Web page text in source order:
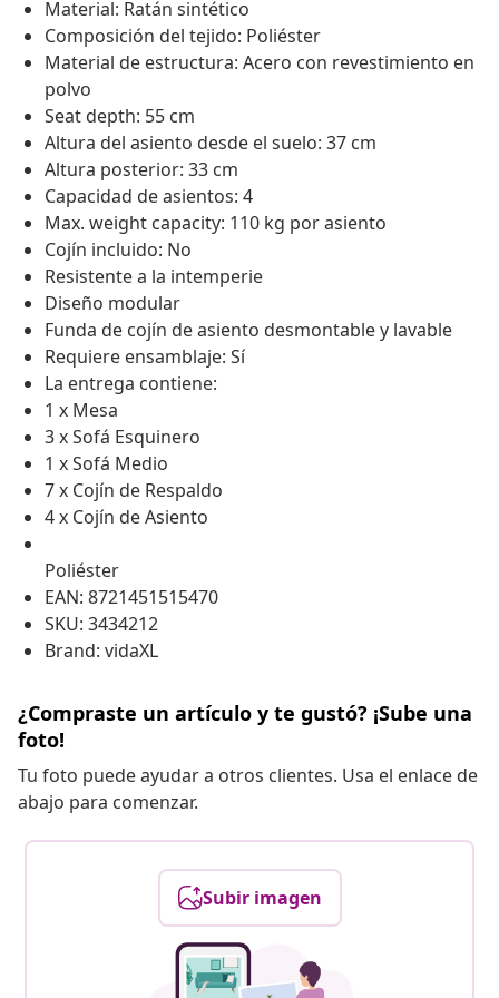
Material: Ratán sintético
Composición del tejido: Poliéster
Material de estructura: Acero con revestimiento en
polvo
Seat depth: 55 cm
Altura del asiento desde el suelo: 37 cm
Altura posterior: 33 cm
Capacidad de asientos: 4
Max. weight capacity: 110 kg por asiento
Cojín incluido: No
Resistente a la intemperie
Diseño modular
Funda de cojín de asiento desmontable y lavable
Requiere ensamblaje: Sí
La entrega contiene:
1 x Mesa
3 x Sofá Esquinero
1 x Sofá Medio
7 x Cojín de Respaldo
4 x Cojín de Asiento
Poliéster
EAN: 8721451515470
SKU: 3434212
Brand: vidaXL
¿Compraste un artículo y te gustó? ¡Sube una
foto!
Tu foto puede ayudar a otros clientes. Usa el enlace de
abajo para comenzar.
Subir imagen